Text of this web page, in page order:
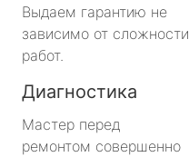
Выдаем гарантию не
зависимо от сложности
работ.
Диагностика
Мастер перед
ремонтом совершенно